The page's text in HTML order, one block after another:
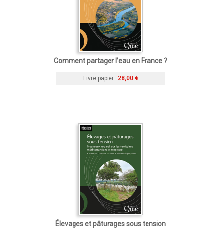
Comment partager l’eau en France ?
Livre papier 28,00 €
Élevages et pâturages sous tension